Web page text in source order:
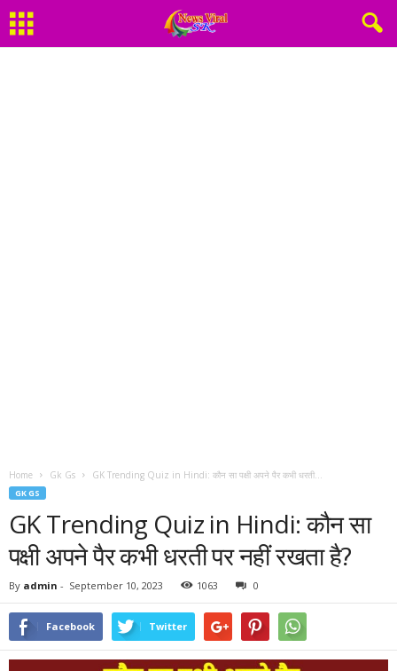
Home Gk Gs GK Trending Quiz in Hindi: कौन सा पक्षी अपने पैर कभी धरती...
GK GS
GK Trending Quiz in Hindi: कौन सा
पक्षी अपने पैर कभी धरती पर नहीं रखता है?
By admin - September 10, 2023 1063 0
Facebook Twitter